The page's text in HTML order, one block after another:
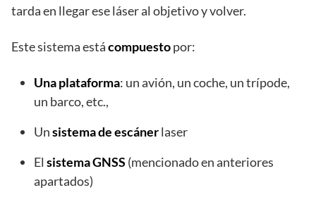
tarda en llegar ese láser al objetivo y volver.
Este sistema estácompuestopor:
Una plataforma: un avión, un coche, un trípode,
un barco, etc.,
Unsistema de escánerlaser
El sistema GNSS (mencionado en anteriores
apartados)